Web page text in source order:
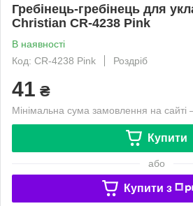
Гребінець-гребінець для
Christian CR-4238 Pink
В наявності
Код: CR-4238 Pink
Роздріб
41 ₴
Мінімальна сума замовлення на
Купити
або
Купити з